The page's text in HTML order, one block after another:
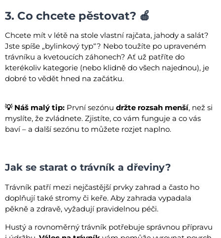
3. Co chcete pěstovat? 🍎
Chcete mít v létě na stole vlastní rajčata, jahody a salát?
Jste spíše „bylinkový typ“? Nebo toužíte po upraveném
trávníku a kvetoucích záhonech? Ať už patříte do
kterékoliv kategorie (nebo klidně do všech najednou), je
dobré to vědět hned na začátku.
💡 Náš malý tip: První sezónu držte rozsah menší, než si
myslíte, že zvládnete. Zjistíte, co vám funguje a co vás
baví – a další sezónu to můžete rozjet naplno.
Jak se starat o trávník a dřeviny?
Trávník patří mezi nejčastější prvky zahrad a často ho
doplňují také stromy či keře. Aby zahrada vypadala
pěkně a zdravě, vyžadují pravidelnou péči.
Hustý a rovnoměrný trávník potřebuje správnou přípravu